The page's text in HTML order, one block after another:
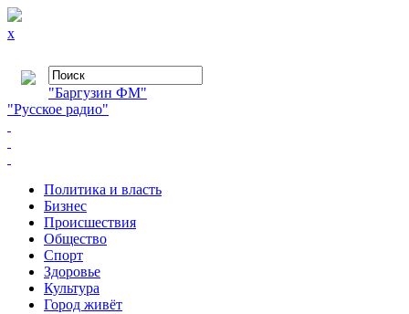
x
"Баргузин ФМ"
"Русское радио"
Политика и власть
Бизнес
Происшествия
Общество
Cпорт
Здоровье
Культура
Город живёт